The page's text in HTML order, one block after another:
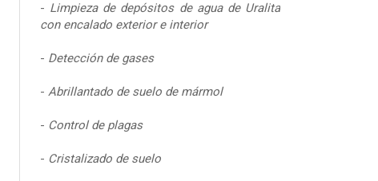
- Limpieza de depósitos de agua de Uralita
con encalado exterior e interior
- Detección de gases
- Abrillantado de suelo de mármol
- Control de plagas
- Cristalizado de suelo